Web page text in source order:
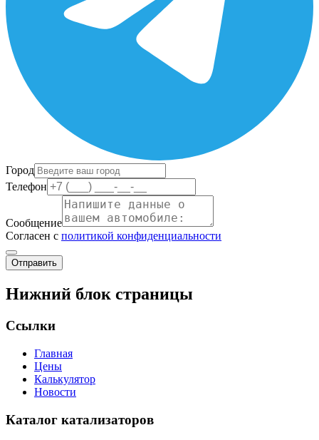
Город
Телефон
Сообщение
Согласен с политикой конфиденциальности
Отправить
Нижний блок страницы
Ссылки
Главная
Цены
Калькулятор
Новости
Каталог катализаторов